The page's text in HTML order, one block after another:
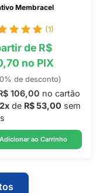
Membracel
(1)
de R$
no PIX
de desconto)
106,00 no cartão
2x de R$ 53,00 sem
Adicionar ao Carrinho